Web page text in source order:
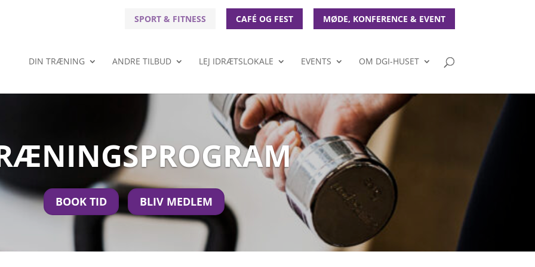
SPORT & FITNESS CAFÉ OG FEST MØDE, KONFERENCE & EVENT
DIN TRÆNING ANDRE TILBUD LEJ IDRÆTSLOKALE EVENTS OM DGI-HUSET
BOOK TID BLIV MEDLEM